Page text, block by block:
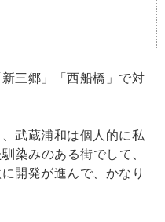
三郷」「西船橋」で対
武蔵浦和は個人的に私
染みのある街でして、
開発が進んで、かなり